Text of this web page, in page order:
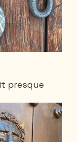
presque